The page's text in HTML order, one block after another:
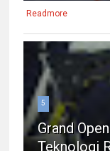
Readmore
5
Grand
Teknologi